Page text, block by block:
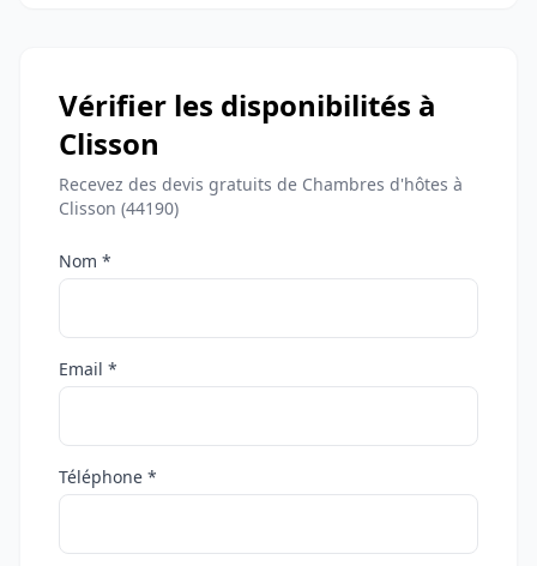
Vérifier les disponibilités à
Clisson
Recevez des devis gratuits de Chambres d'hôtes à
Clisson (44190)
Nom *
Email *
Téléphone *